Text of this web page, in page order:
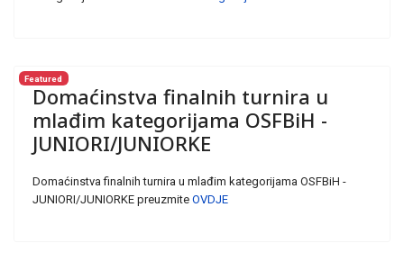
Featured
Domaćinstva finalnih turnira u
mlađim kategorijama OSFBiH -
JUNIORI/JUNIORKE
Domaćinstva finalnih turnira u mlađim kategorijama OSFBiH -
JUNIORI/JUNIORKE preuzmite OVDJE